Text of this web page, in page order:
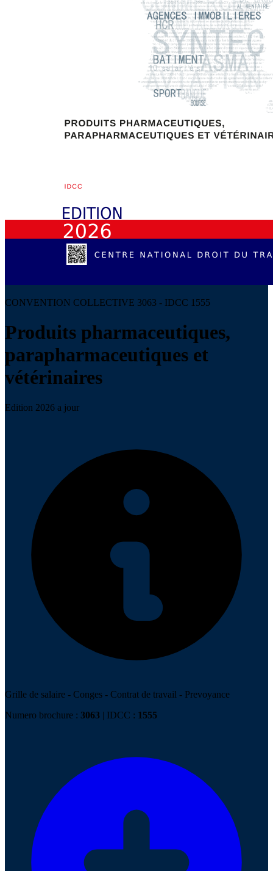
CONVENTION COLLECTIVE 3063 - IDCC 1555
Produits pharmaceutiques,
parapharmaceutiques et
vétérinaires
Edition 2026 a jour
Grille de salaire - Conges - Contrat de travail - Prevoyance
Numero brochure : 3063 | IDCC : 1555